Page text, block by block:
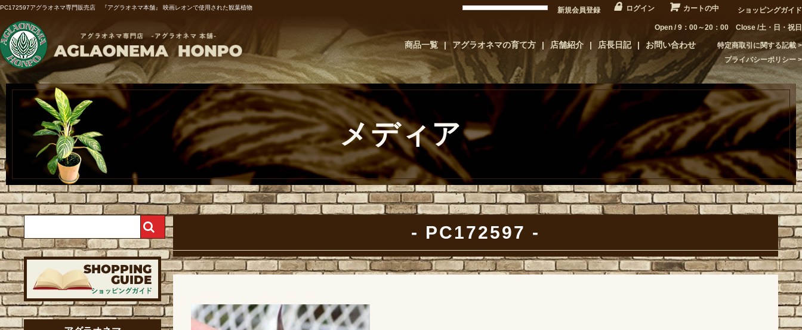
PC172597アグラオネマ専門販売店 『アグラオネマ本舗』 映画レオンで使用された観葉植物 新規会員登録 ログイン カートの中 ショッピングガイド
Open / 9：00～20：00 Close /土・日・祝日
商品一覧 アグラオネマの育て方 店舗紹介 店長日記 お問い合わせ
特定商取引に関する記載
プライバシーポリシー
メディア
PC172597